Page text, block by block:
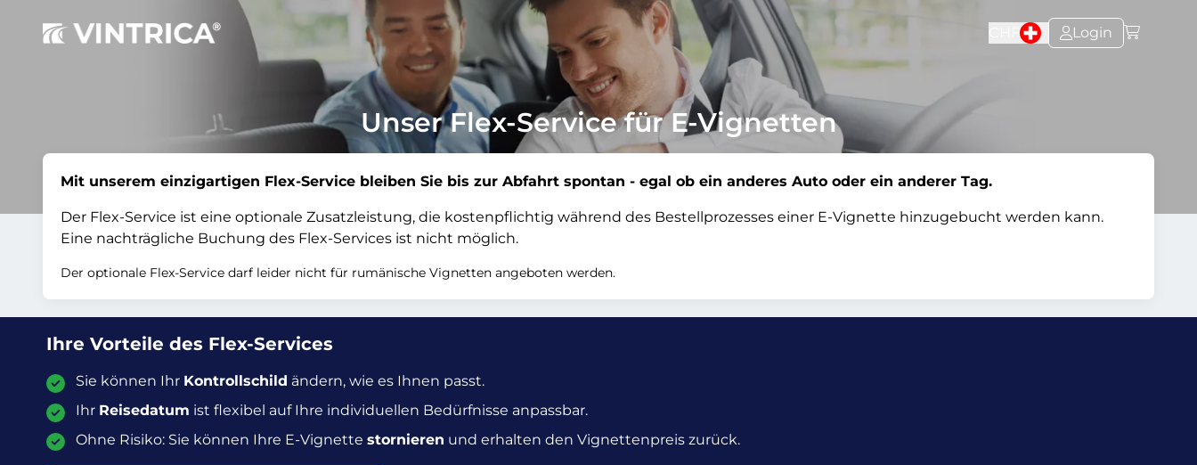
Login
Unser Flex-Service für E-Vignetten
Mit unserem einzigartigen Flex-Service bleiben Sie bis zur Abfahrt spontan - egal ob ein anderes Auto oder ein anderer Tag.
Der Flex-Service ist eine optionale Zusatzleistung, die kostenpflichtig während des Bestellprozesses einer E-Vignette hinzugebucht werden kann.
Eine nachträgliche Buchung des Flex-Services ist nicht möglich.
Der optionale Flex-Service darf leider nicht für rumänische Vignetten angeboten werden.
Ihre Vorteile des Flex-Services
Sie können Ihr Kontrollschild ändern, wie es Ihnen passt.
Ihr Reisedatum ist flexibel auf Ihre individuellen Bedürfnisse anpassbar.
Ohne Risiko: Sie können Ihre E-Vignette stornieren und erhalten den Vignettenpreis zurück.